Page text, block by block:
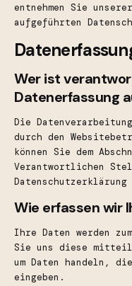
entnehmen Sie
aufgeführten
Wer ist
Datenerfassung
Die
durch den
können Sie dem
Verantwortlichen
Datenschutzerklärung
Wie erfassen wir
Ihre Daten werden
Sie uns diese
um Daten handeln,
eingeben.